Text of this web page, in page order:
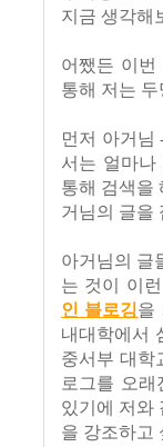
지금 생각해
어쨌든 이
통해 저는 두
먼저 아거님
서는 얼마
통해 검색을
거님의 글을
아거님의 글
는 것이 이
인 블로깅을
내대학에서
중서부 대학
로그를 오
있기에 저와
을 강조하고